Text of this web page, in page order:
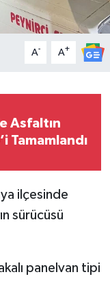
A- A+
Asfaltın
Tamamlandı
ilçesinde
sürücüsü
panelvan tipi